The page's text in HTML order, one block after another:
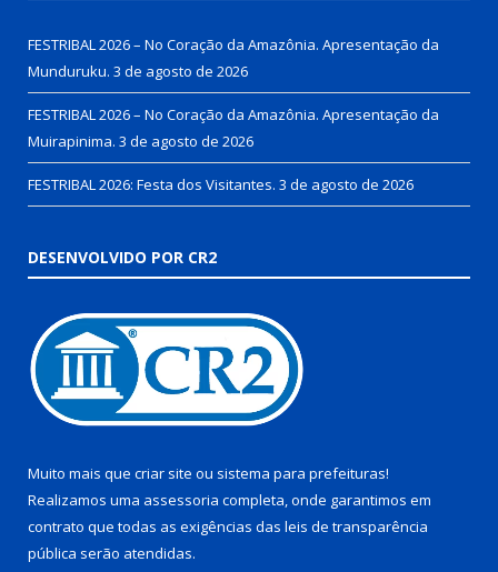
FESTRIBAL 2026 – No Coração da Amazônia. Apresentação da
Munduruku. 3 de agosto de 2026
FESTRIBAL 2026 – No Coração da Amazônia. Apresentação da
Muirapinima. 3 de agosto de 2026
FESTRIBAL 2026: Festa dos Visitantes. 3 de agosto de 2026
DESENVOLVIDO POR CR2
Muito mais que criar site ou sistema para prefeituras!
Realizamos uma assessoria completa, onde garantimos em
contrato que todas as exigências das leis de transparência
pública serão atendidas.